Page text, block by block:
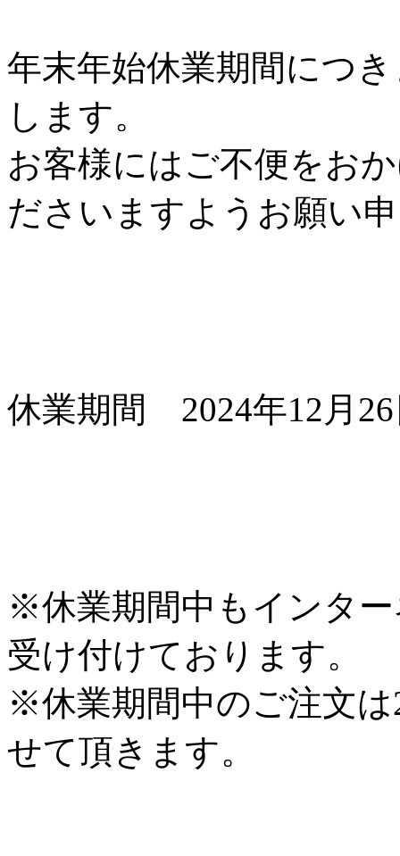
年末年始休業期間につ
します。
お客様にはご不便をお
ださいますようお願い
休業期間 2024年12月26
※休業期間中もインタ
受け付けております。
※休業期間中のご注文は
せて頂きます。